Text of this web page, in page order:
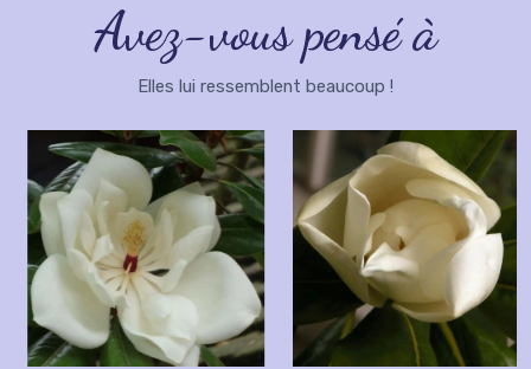
Avez-vous pensé à
Elles lui ressemblent beaucoup !